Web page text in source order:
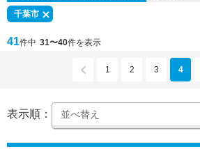
千葉市
41件中 31〜40件を表示
1 2 3 4
表示順：